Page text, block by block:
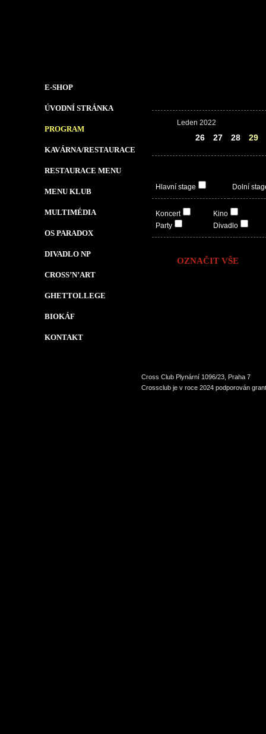
E-SHOP
ÚVODNÍ STRÁNKA
PROGRAM
KAVÁRNA/RESTAURACE
RESTAURACE MENU
MENU KLUB
MULTIMÉDIA
OS PARADOX
DIVADLO NP
CROSS’N’ART
GHETTOLLEGE
BIOKÁF
KONTAKT
Leden 2022
26 27 28 29
Hlavní stage Dolní
Koncert
Party
Kino
Divadlo
OZNAČIT VŠE
Cross Club Plynární 1096/23, Praha 7
Crossclub je v roce 2024 podporován